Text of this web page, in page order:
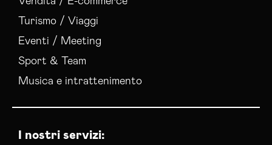
Turismo / Viaggi
Eventi / Meeting
Sport & Team
Musica e intrattenimento
I nostri servizi: